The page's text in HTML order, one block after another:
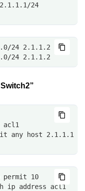
24
24 2.1.1.2
24 2.1.1.2
acl1
any host 2.1.1.1
permit 10
ip address acl1